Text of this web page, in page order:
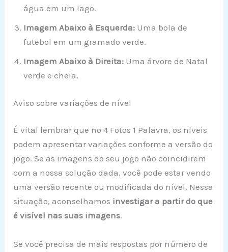
água em um lago.
Imagem Abaixo à Esquerda: Uma bola de
futebol em um gramado verde.
Imagem Abaixo à Direita: Uma árvore de Natal
verde e cheia.
Aviso sobre variações de nível
É vital lembrar que no 4 Fotos 1 Palavra, os níveis
podem apresentar variações conforme a versão do
jogo. Se as imagens do seu jogo não coincidirem
com a nossa solução dada, você pode estar vendo
uma versão recente ou modificada do nível. Nessa
situação, aconselhamos investigar a partir do que
é visível nas suas imagens.
Se você precisa de mais respostas por número de